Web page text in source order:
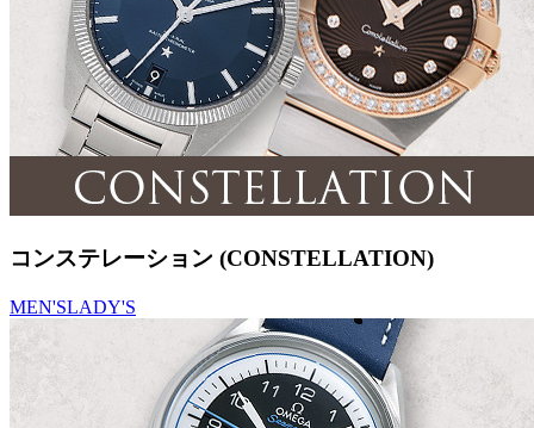
コンステレーション (CONSTELLATION)
MEN'SLADY'S